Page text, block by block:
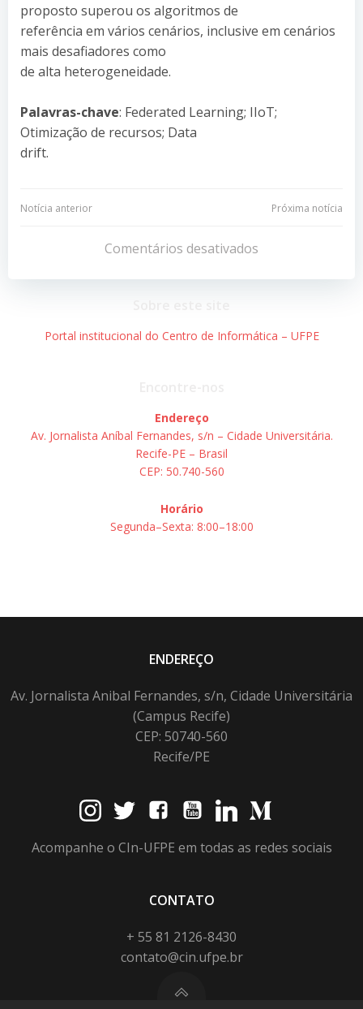
proposto superou os algoritmos de
referência em vários cenários, inclusive em cenários
mais desafiadores como
de alta heterogeneidade.
Palavras-chave: Federated Learning; IIoT;
Otimização de recursos; Data
drift.
Navegação
Post
Notícia anterior
Navegação
de
Post
Próxima notícia
Comentários desativados
Portal institucional do Centro de Informática – UFPE
Endereço
Av. Jornalista Aníbal Fernandes, s/n – Cidade Universitária.
Recife-PE – Brasil
CEP: 50.740-560
Horário
Segunda–Sexta: 8:00–18:00
ENDEREÇO
Av. Jornalista Anibal Fernandes, s/n, Cidade Universitária
(Campus Recife)
CEP: 50740-560
Recife/PE
Acompanhe o CIn-UFPE em todas as redes sociais
CONTATO
+ 55 81 2126-8430
contato@cin.ufpe.br